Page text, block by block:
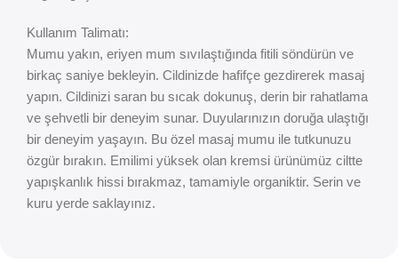
Kullanım Talimatı:
Mumu yakın, eriyen mum sıvılaştığında fitili söndürün ve
birkaç saniye bekleyin. Cildinizde hafifçe gezdirerek masaj
yapın. Cildinizi saran bu sıcak dokunuş, derin bir rahatlama
ve şehvetli bir deneyim sunar. Duyularınızın doruğa ulaştığı
bir deneyim yaşayın. Bu özel masaj mumu ile tutkunuzu
özgür bırakın. Emilimi yüksek olan kremsi ürünümüz ciltte
yapışkanlık hissi bırakmaz, tamamiyle organiktir. Serin ve
kuru yerde saklayınız.